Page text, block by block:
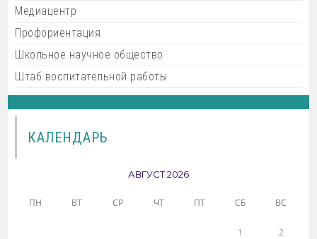
Медиацентр
Профориентация
Школьное научное общество
Штаб воспитательной работы
КАЛЕНДАРЬ
АВГУСТ 2026
ПН ВТ СР ЧТ ПТ СБ ВС
1 2